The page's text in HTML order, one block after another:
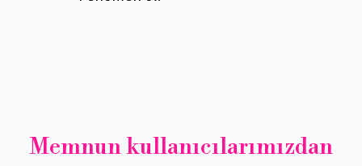
Memnun kullanıcılarımızdan